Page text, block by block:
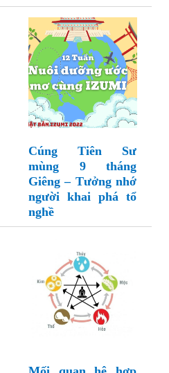
Cúng Tiên Sư
mùng 9 tháng
Giêng – Tưởng nhớ
người khai phá tổ
nghề